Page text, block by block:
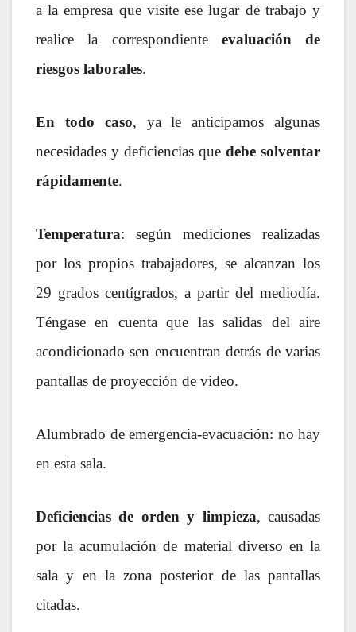
a la empresa que visite ese lugar de trabajo y
realice la correspondiente evaluación de
riesgos laborales.
En todo caso, ya le anticipamos algunas
necesidades y deficiencias que debe solventar
rápidamente.
Temperatura: según mediciones realizadas
por los propios trabajadores, se alcanzan los
29 grados centígrados, a partir del mediodía.
Téngase en cuenta que las salidas del aire
acondicionado sen encuentran detrás de varias
pantallas de proyección de video.
Alumbrado de emergencia-evacuación: no hay
en esta sala.
Deficiencias de orden y limpieza, causadas
por la acumulación de material diverso en la
sala y en la zona posterior de las pantallas
citadas.